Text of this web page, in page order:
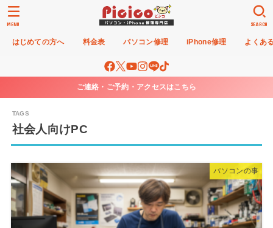
はじめての方へ 料金表 パソコン修理 iPhone修理 よくあ
SEARCH
MENU
ご連絡・ご予約・アクセスはこちら
社会人向けPC
パソコンの事